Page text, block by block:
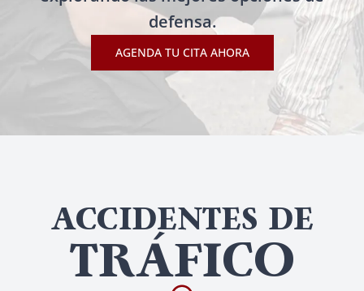
defensa.
AGENDA TU CITA AHORA
ACCIDENTES DE
TRÁFICO